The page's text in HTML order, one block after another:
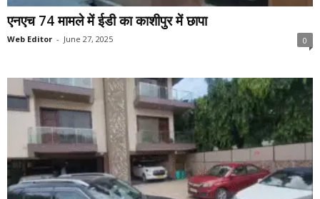
एनएच 74 मामले में ईडी का काशीपुर में छापा
Web Editor - June 27, 2025 0